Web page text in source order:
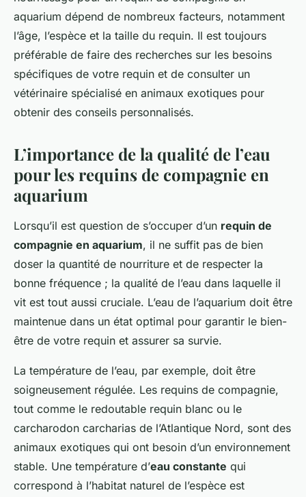
aquarium dépend de nombreux facteurs, notamment
l’âge, l’espèce et la taille du requin. Il est toujours
préférable de faire des recherches sur les besoins
spécifiques de votre requin et de consulter un
vétérinaire spécialisé en animaux exotiques pour
obtenir des conseils personnalisés.
L’importance de la qualité de l’eau
pour les requins de compagnie en
aquarium
Lorsqu’il est question de s’occuper d’un requin de
compagnie en aquarium, il ne suffit pas de bien
doser la quantité de nourriture et de respecter la
bonne fréquence ; la qualité de l’eau dans laquelle il
vit est tout aussi cruciale. L’eau de l’aquarium doit être
maintenue dans un état optimal pour garantir le bien-
être de votre requin et assurer sa survie.
La température de l’eau, par exemple, doit être
soigneusement régulée. Les requins de compagnie,
tout comme le redoutable requin blanc ou le
carcharodon carcharias de l’Atlantique Nord, sont des
animaux exotiques qui ont besoin d’un environnement
stable. Une température d’eau constante qui
correspond à l’habitat naturel de l’espèce est